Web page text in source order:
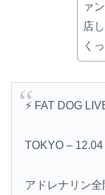
ァ
店
く
⚡️ FAT DOG
TOKYO –
アドレナリン